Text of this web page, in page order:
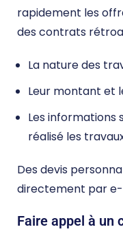
rapidement les
des contrats
La nature des
Leur montant et
Les informations
réalisé les
Des devis
directement par
Faire appel à un